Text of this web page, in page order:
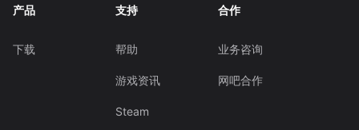
产品
下载
支持
帮助
游戏资讯
Steam
合作
业务咨询
网吧合作